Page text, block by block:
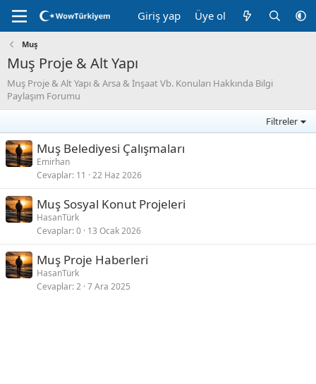
Giriş yap Üye ol
Muş
Muş Proje & Alt Yapı
Muş Proje & Alt Yapı & Arsa & İnşaat Vb. Konuları Hakkında Bilgi
Paylaşım Forumu
Filtreler
Muş Belediyesi Çalışmaları
Emirhan
Cevaplar 11 22 Haz 2026
Muş Sosyal Konut Projeleri
HasanTürk
Cevaplar 0 13 Ocak 2026
Muş Proje Haberleri
HasanTürk
Cevaplar 2 7 Ara 2025